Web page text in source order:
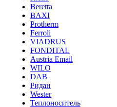
Beretta
BAXI
Protherm
Ferroli
VIADRUS
FONDITAL
Austria Email
WILO
DAB
Ридан
Wester
Теплоноситель